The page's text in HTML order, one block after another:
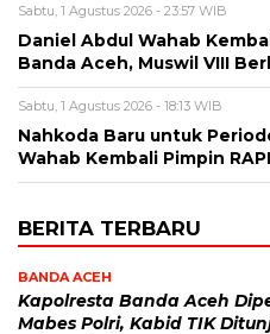
Sabtu, 1 Agustus 2026 - 23:57 WIB
Daniel Abdul Wahab
Banda Aceh, Muswil VIII
Sabtu, 1 Agustus 2026 - 18:13 WIB
Nahkoda Baru untuk
Wahab Kembali Pimpin
BERITA TERBARU
BANDA ACEH
Kapolresta Banda Aceh
Mabes Polri, Kabid TIK